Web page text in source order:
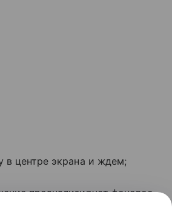
центре экрана и ждем;
проанализирует фоновое